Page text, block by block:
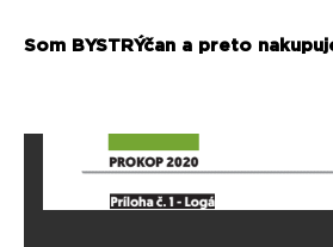
Som BYSTRÝčan a preto